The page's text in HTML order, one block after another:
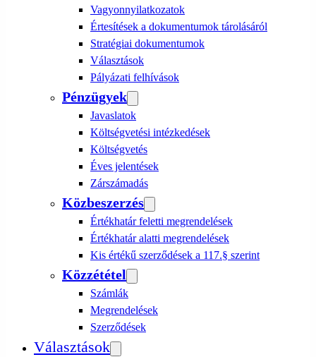
Vagyonnyilatkozatok
Értesítések a dokumentumok tárolásáról
Stratégiai dokumentumok
Választások
Pályázati felhívások
Pénzügyek
Javaslatok
Költségvetési intézkedések
Költségvetés
Éves jelentések
Zárszámadás
Közbeszerzés
Értékhatár feletti megrendelések
Értékhatár alatti megrendelések
Kis értékű szerződések a 117.§ szerint
Közzététel
Számlák
Megrendelések
Szerződések
Választások